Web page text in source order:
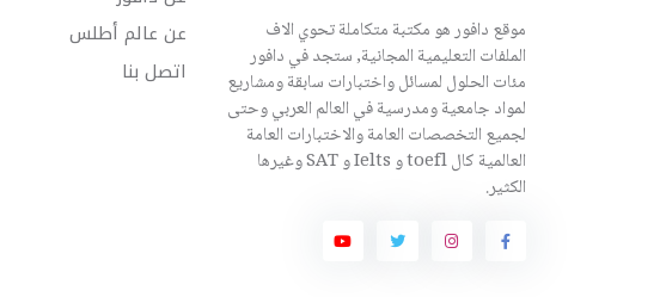
موقع دافور هو مكتبة متكاملة تحوي الاف
الملفات التعليمية المجانية, ستجد في دافور
مئات الحلول لمسائل واختبارات سابقة ومشاريع
لمواد جامعية ومدرسية في العالم العربي وحتى
لجميع التخصصات العامة والاختبارات العامة
العالمية كال toefl و Ielts و SAT وغيرها
الكثير.
عن عالم أطلس
اتصل بنا